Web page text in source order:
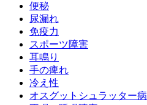
便秘
尿漏れ
免疫力
スポーツ障害
耳鳴り
手の痺れ
冷え性
オスグットシュラッター病